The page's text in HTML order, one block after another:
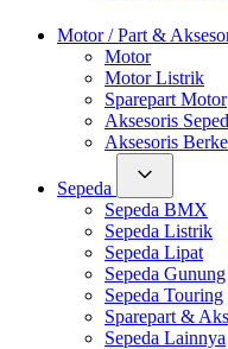
Motor / Part &
Motor
Motor Listrik
Sparepart Motor
Aksesoris
Aksesoris
Sepeda
Sepeda BMX
Sepeda Listrik
Sepeda Lipat
Sepeda Gunung
Sepeda Touring
Sparepart &
Sepeda Lainnya